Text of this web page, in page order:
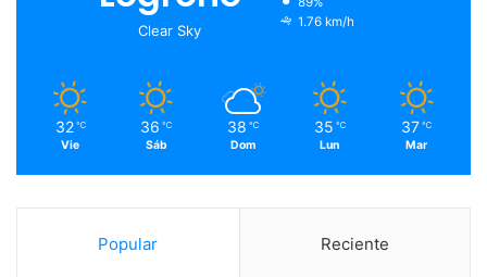
o
e
r
m
Clear Sky
1.76 km/h
32 ℃
Vie
36 ℃
Sáb
38 ℃
Dom
35 ℃
Lun
37 ℃
Mar
Popular Reciente